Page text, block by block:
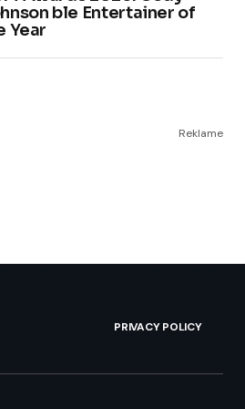
ble Entertainer of
Year
Reklame
PRIVACY POLICY